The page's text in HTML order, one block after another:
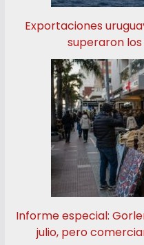
Exportaciones
superaron los
Informe especial:
julio, pero